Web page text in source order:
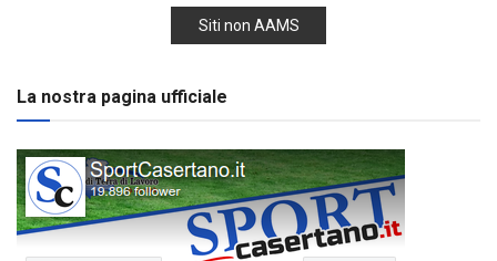
Siti non AAMS
La nostra pagina ufficiale